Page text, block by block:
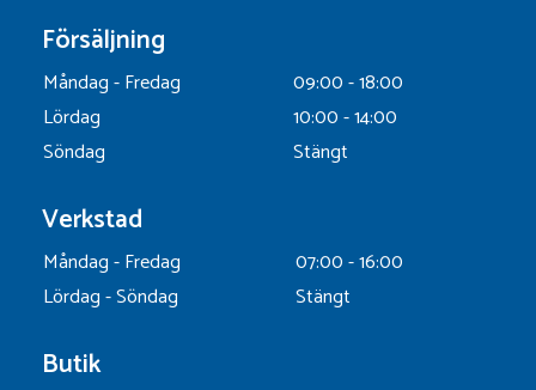
Försäljning
Måndag - Fredag
09:00 - 18:00
Lördag
10:00 - 14:00
Söndag
Stängt
Verkstad
Måndag - Fredag
07:00 - 16:00
Lördag - Söndag
Stängt
Butik